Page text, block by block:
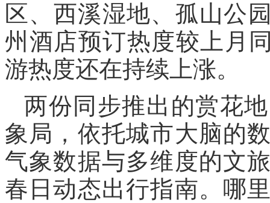
区、西溪湿地、孤山公
州酒店预订热度较上月
游热度还在持续上涨。
两份同步推出的赏花
象局，依托城市大脑的
气象数据与多维度的文
春日动态出行指南。哪